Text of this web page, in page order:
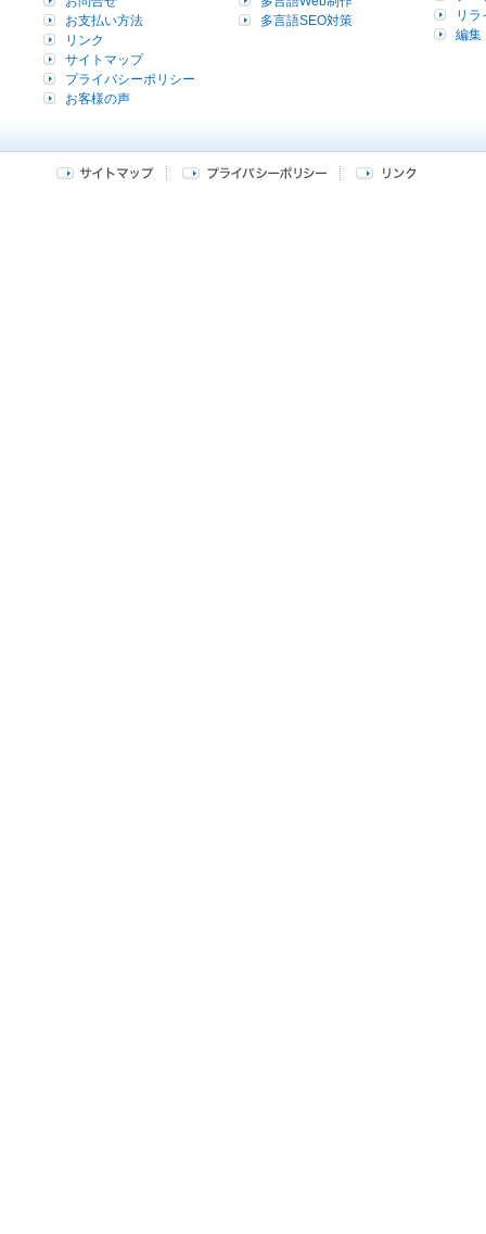
お支払い方法
リンク
サイトマップ
プライバシーポリシー
お客様の声
多言語SEO対策
リラ
編集